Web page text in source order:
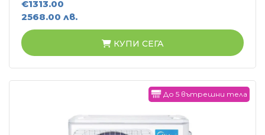
€1313.00
2568.00 лв.
КУПИ СЕГА
До 5 вътрешни тела